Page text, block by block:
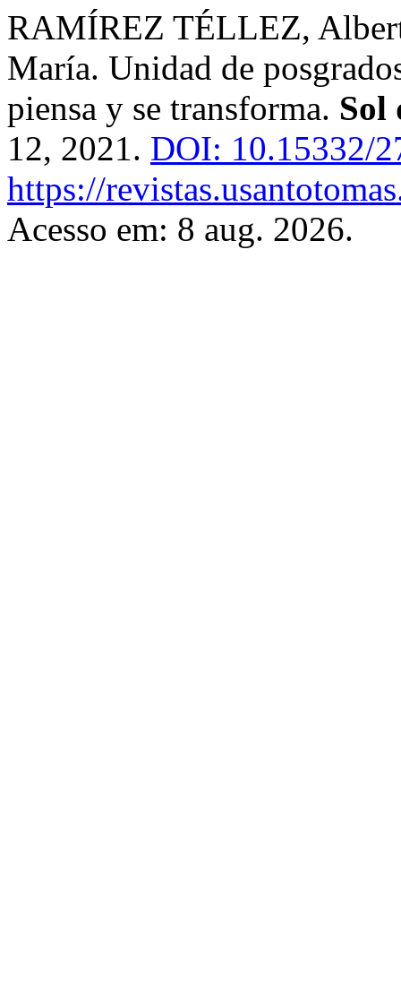
RAMÍREZ TÉLLEZ,
María. Unidad de
piensa y se transforma. Sol
12, 2021. DOI: 10.15332/
https://
Acesso em: 8 aug. 2026.